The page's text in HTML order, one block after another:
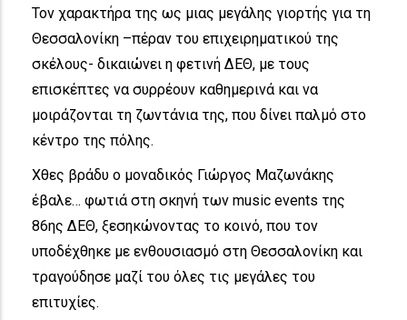
Τον χαρακτήρα της ως μιας μεγάλης γιορτής για τη
Θεσσαλονίκη –πέραν του επιχειρηματικού της
σκέλους- δικαιώνει η φετινή ΔΕΘ, με τους
επισκέπτες να συρρέουν καθημερινά και να
μοιράζονται τη ζωντάνια της, που δίνει παλμό στο
κέντρο της πόλης.
Χθες βράδυ ο μοναδικός Γιώργος Μαζωνάκης
έβαλε… φωτιά στη σκηνή των music events της
86ης ΔΕΘ, ξεσηκώνοντας το κοινό, που τον
υποδέχθηκε με ενθουσιασμό στη Θεσσαλονίκη και
τραγούδησε μαζί του όλες τις μεγάλες του
επιτυχίες.